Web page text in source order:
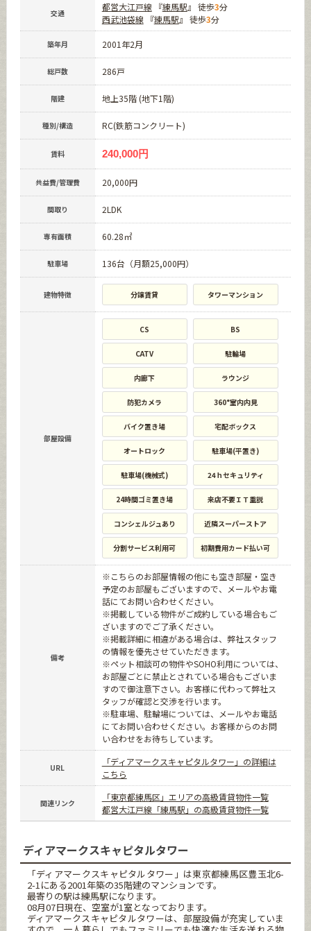
交通
都営大江戸線『練馬駅』 徒歩3分
西武池袋線『練馬駅』 徒歩3分
築年月 2001年2月
総戸数 286戸
階建 地上35階 (地下1階)
種別/構造 RC(鉄筋コンクリート)
賃料 240,000円
共益費/管理費 20,000円
間取り 2LDK
専有面積 60.28㎡
駐車場 136台（月額25,000円）
建物特徴 分譲賃貸 タワーマンション
部屋設備
CS BS
CATV 駐輪場
内廊下 ラウンジ
防犯カメラ 360°室内内見
バイク置き場 宅配ボックス
オートロック 駐車場(平置き)
駐車場(機械式) 24ｈセキュリティ
24時間ゴミ置き場 来店不要ＩＴ重説
コンシェルジュあり 近隣スーパーストア
分割サービス利用可 初期費用カード払い可
備考
※こちらのお部屋情報の他にも空き部屋・空き
予定のお部屋もございますので、メールやお電
話にてお問い合わせください。
※掲載している物件がご成約している場合もご
ざいますのでご了承ください。
※掲載詳細に相違がある場合は、弊社スタッフ
の情報を優先させていただきます。
※ペット相談可の物件やSOHO利用については、
お部屋ごとに禁止とされている場合もございま
すので御注意下さい。お客様に代わって弊社ス
タッフが確認と交渉を行います。
※駐車場、駐輪場については、メールやお電話
にてお問い合わせください。お客様からのお問
い合わせをお待ちしています。
URL
「ディアマークスキャピタルタワー」の詳細は
こちら
関連リンク
「東京都練馬区」エリアの高級賃貸物件一覧
都営大江戸線「練馬駅」の高級賃貸物件一覧
ディアマークスキャピタルタワー
「ディアマークスキャピタルタワー」は東京都練馬区豊玉北6-
2-1にある2001年築の35階建のマンションです。
最寄りの駅は練馬駅になります。
08月07日現在、空室が1室となっております。
ディアマークスキャピタルタワーは、部屋設備が充実していま